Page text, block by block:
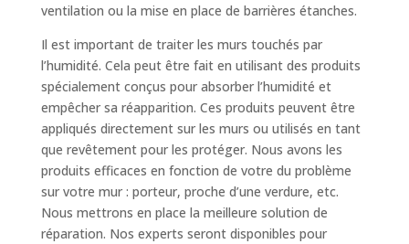
ventilation ou la mise en place de barrières étanches.
Il est important de traiter les murs touchés par
l’humidité. Cela peut être fait en utilisant des produits
spécialement conçus pour absorber l’humidité et
empêcher sa réapparition. Ces produits peuvent être
appliqués directement sur les murs ou utilisés en tant
que revêtement pour les protéger. Nous avons les
produits efficaces en fonction de votre du problème
sur votre mur : porteur, proche d’une verdure, etc.
Nous mettrons en place la meilleure solution de
réparation. Nos experts seront disponibles pour